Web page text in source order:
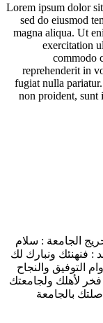
Lorem ipsum dolor
sed do eiusmod
magna aliqua. Ut
exercitation
commodo
reprehenderit in
fugiat nulla
non proident,
الجامعة : سلام
: فنهنئك ونبارك لك
التوفيق والنجاح
فخر لأهلك ولجامعتك
بالجامعة